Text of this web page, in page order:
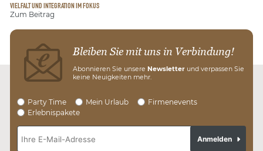
VIELFALT UND INTEGRATION IM FOKUS
Zum Beitrag
Bleiben Sie mit uns in Verbindung!
Abonnieren Sie unsere Newsletter und verpassen Sie
keine Neuigkeiten mehr.
Party Time Mein Urlaub
Firmenevents
Erlebnispakete
Anmelden